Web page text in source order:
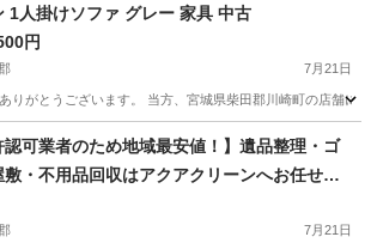
1人掛けソファ グレー 家具 中古
円
7月21日
りがとうございます。 当方、宮城県柴田郡川崎町の店舗
ァ ソーデルハムン
認可業者のため地域最安値！】遺品整理・ゴ
敷・不用品回収はアクアクリーンへお任せく
7月21日